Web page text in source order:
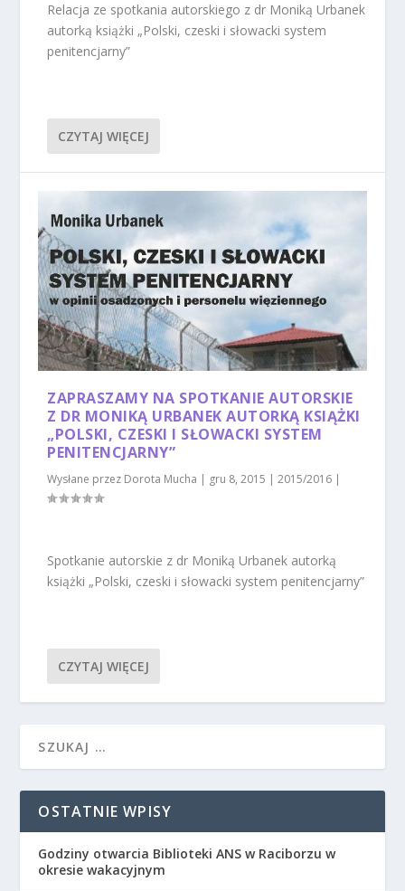
Relacja ze spotkania autorskiego z dr Moniką Urbanek
autorką książki „Polski, czeski i słowacki system
penitencjarny”
CZYTAJ WIĘCEJ
ZAPRASZAMY NA SPOTKANIE AUTORSKIE
Z DR MONIKĄ URBANEK AUTORKĄ KSIĄŻKI
„POLSKI, CZESKI I SŁOWACKI SYSTEM
PENITENCJARNY”
Wysłane przez Dorota Mucha | gru 8, 2015 |2015/2016 |
Spotkanie autorskie z dr Moniką Urbanek autorką
książki „Polski, czeski i słowacki system penitencjarny”
CZYTAJ WIĘCEJ
OSTATNIE WPISY
Godziny otwarcia Biblioteki ANS w Raciborzu w
okresie wakacyjnym